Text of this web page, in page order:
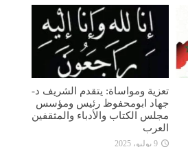
تعزية ومواساة: يتقدم الشريف د-
جهاد ابومحفوظ رئيس ومؤسس
مجلس الكتاب والأدباء والمثقفين
العرب
9 يوليو، 2025